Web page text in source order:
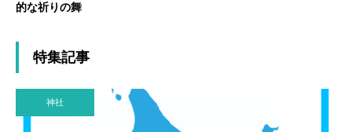
的な祈りの舞
特集記事
神社